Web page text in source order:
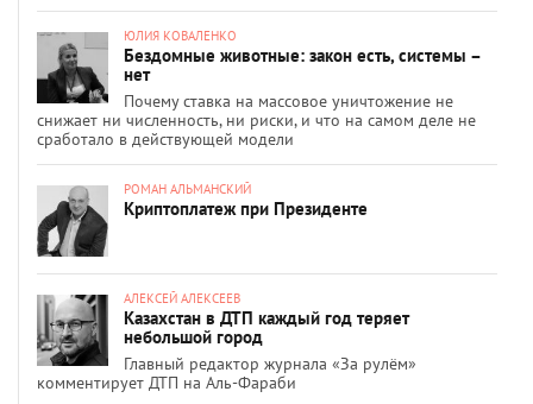
ЮЛИЯ КОВАЛЕНКО
Бездомные животные: закон есть, системы –
нет
Почему ставка на массовое уничтожение не
снижает ни численность, ни риски, и что на самом деле не
сработало в действующей модели
РОМАН АЛЬМАНСКИЙ
Криптоплатеж при Президенте
АЛЕКСЕЙ АЛЕКСЕЕВ
Казахстан в ДТП каждый год теряет
небольшой город
Главный редактор журнала «За рулём»
комментирует ДТП на Аль-Фараби